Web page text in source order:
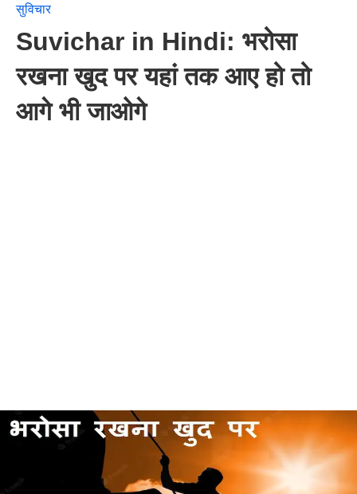
सुविचार
Suvichar in Hindi: भरोसा
रखना खुद पर यहां तक आए हो तो
आगे भी जाओगे